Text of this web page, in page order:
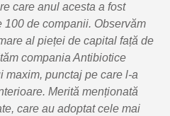
care anul acesta a fost
100 de companii. Observăm
al pieței de capital față de
compania Antibiotice
maxim, punctaj pe care l-a
Merită menționată
care au adoptat cele mai